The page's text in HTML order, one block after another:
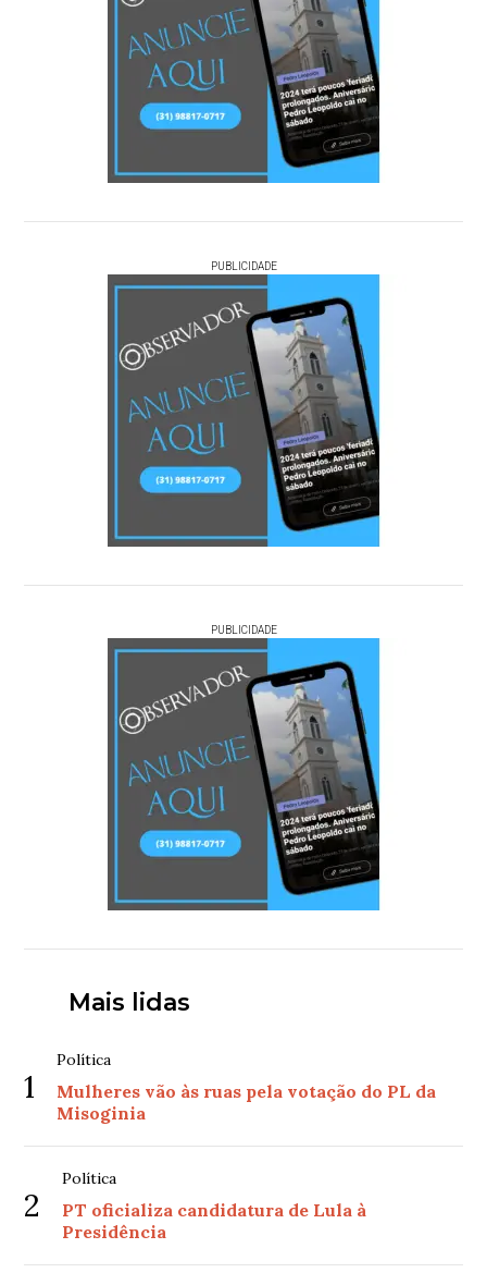
PUBLICIDADE
PUBLICIDADE
Mais lidas
1
Política
Mulheres vão às ruas pela votação do PL da
Misoginia
2
Política
PT oficializa candidatura de Lula à
Presidência